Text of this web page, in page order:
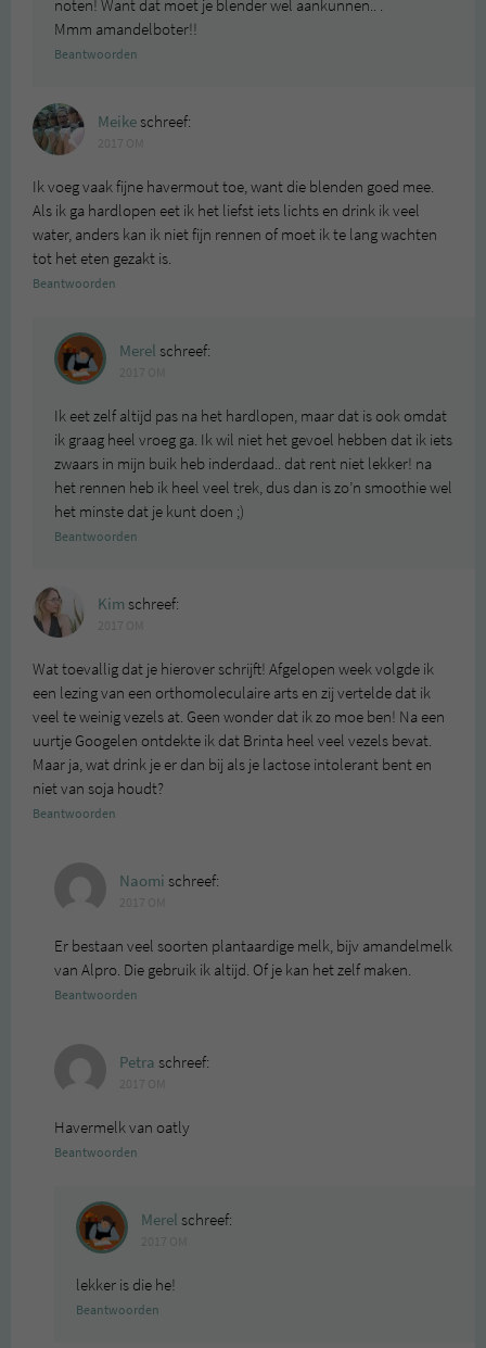
noten! Want dat moet je blender wel aankunnen.. .
Mmm amandelboter!!
Beantwoorden
Meikeschreef:
Ik voeg vaak fijne havermout toe, want die blenden goed mee.
Als ik ga hardlopen eet ik het liefst iets lichts en drink ik veel
water, anders kan ik niet fijn rennen of moet ik te lang wachten
tot het eten gezakt is.
Beantwoorden
Merel schreef:
Ik eet zelf altijd pas na het hardlopen, maar dat is ook omdat
ik graag heel vroeg ga. Ik wil niet het gevoel hebben dat ik iets
zwaars in mijn buik heb inderdaad.. dat rent niet lekker! na
het rennen heb ik heel veel trek, dus dan is zo’n smoothie wel
het minste dat je kunt doen ;)
Beantwoorden
Kim schreef:
Wat toevallig dat je hierover schrijft! Afgelopen week volgde ik
een lezing van een orthomoleculaire arts en zij vertelde dat ik
veel te weinig vezels at. Geen wonder dat ik zo moe ben! Na een
uurtje Googelen ontdekte ik dat Brinta heel veel vezels bevat.
Maar ja, wat drink je er dan bij als je lactose intolerant bent en
niet van soja houdt?
Beantwoorden
Naomi schreef:
Er bestaan veel soorten plantaardige melk, bijv amandelmelk
van Alpro. Die gebruik ik altijd. Of je kan het zelf maken.
Beantwoorden
Petra schreef:
Havermelk van oatly
Beantwoorden
Merel schreef:
lekker is die he!
Beantwoorden